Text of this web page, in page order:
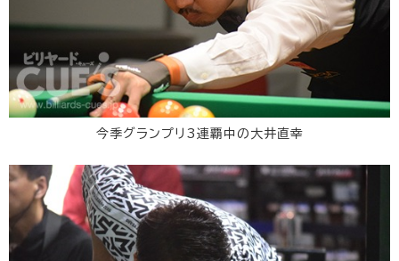
今季グランプリ3連覇中の大井直幸